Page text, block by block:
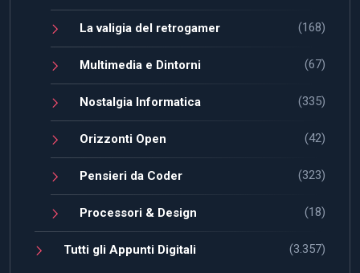
La valigia del retrogamer (168)
Multimedia e Dintorni (67)
Nostalgia Informatica (335)
Orizzonti Open (42)
Pensieri da Coder (323)
Processori & Design (18)
Tutti gli Appunti Digitali (3.357)